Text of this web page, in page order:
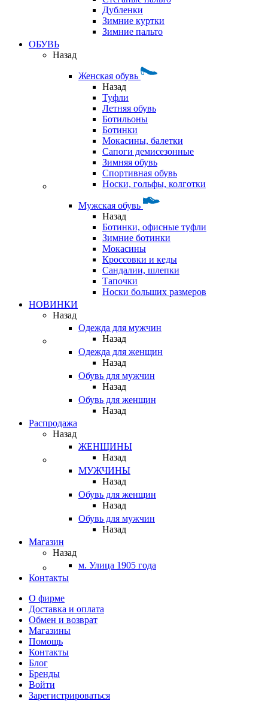
Дубленки
Зимние куртки
Зимние пальто
ОБУВЬ
Назад
Женская обувь
Назад
Туфли
Летняя обувь
Ботильоны
Ботинки
Мокасины, балетки
Сапоги демисезонные
Зимняя обувь
Спортивная обувь
Носки, гольфы, колготки
Мужская обувь
Назад
Ботинки, офисные туфли
Зимние ботинки
Мокасины
Кроссовки и кеды
Сандалии, шлепки
Тапочки
Носки больших размеров
НОВИНКИ
Назад
Одежда для мужчин
Назад
Одежда для женщин
Назад
Обувь для мужчин
Назад
Обувь для женщин
Назад
Распродажа
Назад
ЖЕНЩИНЫ
Назад
МУЖЧИНЫ
Назад
Обувь для женщин
Назад
Обувь для мужчин
Назад
Магазин
Назад
м. Улица 1905 года
Контакты
О фирме
Доставка и оплата
Обмен и возврат
Магазины
Помощь
Контакты
Блог
Бренды
Войти
Зарегистрироваться